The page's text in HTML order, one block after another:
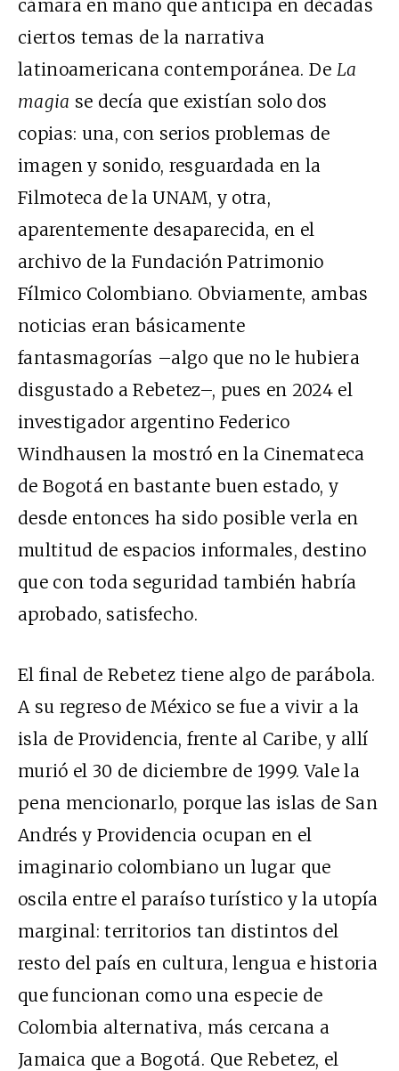
cámara en mano que anticipa en décadas
ciertos temas de la narrativa
latinoamericana contemporánea. De La
magia se decía que existían solo dos
copias: una, con serios problemas de
imagen y sonido, resguardada en la
Filmoteca de la UNAM, y otra,
aparentemente desaparecida, en el
archivo de la Fundación Patrimonio
Fílmico Colombiano. Obviamente, ambas
noticias eran básicamente
fantasmagorías –algo que no le hubiera
disgustado a Rebetez–, pues en 2024 el
investigador argentino Federico
Windhausen la mostró en la Cinemateca
de Bogotá en bastante buen estado, y
desde entonces ha sido posible verla en
multitud de espacios informales, destino
que con toda seguridad también habría
aprobado, satisfecho.
El final de Rebetez tiene algo de parábola.
A su regreso de México se fue a vivir a la
isla de Providencia, frente al Caribe, y allí
murió el 30 de diciembre de 1999. Vale la
pena mencionarlo, porque las islas de San
Andrés y Providencia ocupan en el
imaginario colombiano un lugar que
oscila entre el paraíso turístico y la utopía
marginal: territorios tan distintos del
resto del país en cultura, lengua e historia
que funcionan como una especie de
Colombia alternativa, más cercana a
Jamaica que a Bogotá. Que Rebetez, el